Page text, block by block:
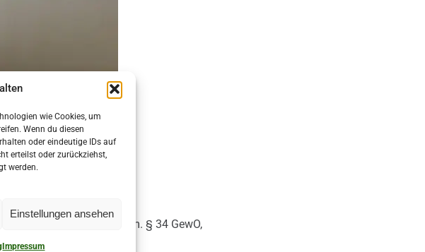
wie Cookies, um
Wenn du diesen
oder eindeutige IDs auf
erteilst oder zurückziehst,
werden.
Einstellungen ansehen
Impressum
gem. § 34 GewO,